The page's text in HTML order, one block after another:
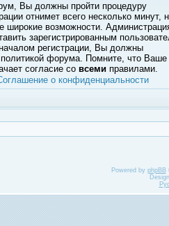
Вы должны пройти процедуру
отнимет всего несколько минут,
широкие возможности.
зарегистрированным
регистрации, Вы должны
форума. Помните, что Ваше
согласие со всеми правилами.
о конфиденциальности
Powered by phpBB